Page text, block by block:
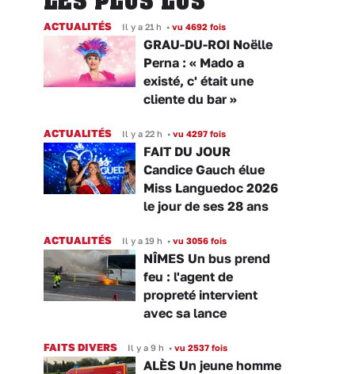
ACTUALITÉS Il y a 21 h • vu 4692 fois
GRAU-DU-ROI Noëlle
Perna : « Mado a
existé, c' était une
cliente du bar »
ACTUALITÉS Il y a 22 h • vu 4297 fois
FAIT DU JOUR
Candice Gauch élue
Miss Languedoc 2026
le jour de ses 28 ans
ACTUALITÉS Il y a 19 h • vu 3056 fois
NÎMES Un bus prend
feu : l'agent de
propreté intervient
avec sa lance
FAITS DIVERS Il y a 9 h • vu 2537 fois
ALÈS Un jeune homme